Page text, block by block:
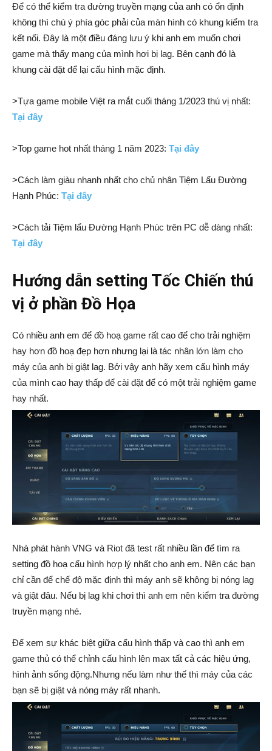
Để có thể kiểm tra đường truyền mạng của anh có ổn định
không thì chú ý phía góc phải của màn hình có khung kiểm tra
kết nối. Đây là một điều đáng lưu ý khi anh em muốn chơi
game mà thấy mạng của mình hơi bị lag. Bên cạnh đó là
khung cài đặt để lại cấu hình mặc định.
>Tựa game mobile Việt ra mắt cuối tháng 1/2023 thú vị nhất:
Tại đây
>Top game hot nhất tháng 1 năm 2023: Tại đây
>Cách làm giàu nhanh nhất cho chủ nhân Tiệm Lẩu Đường
Hạnh Phúc: Tại đây
>Cách tải Tiệm lẩu Đường Hạnh Phúc trên PC dễ dàng nhất:
Tại đây
Hướng dẫn setting Tốc Chiến thú
vị ở phần Đồ Họa
Có nhiều anh em để đồ hoạ game rất cao để cho trải nghiệm
hay hơn đồ hoạ đẹp hơn nhưng lại là tác nhân lớn làm cho
máy của anh bị giật lag. Bởi vậy anh hãy xem cấu hình máy
của mình cao hay thấp để cài đặt để có một trải nghiệm game
hay nhất.
Nhà phát hành VNG và Riot đã test rất nhiều lần để tìm ra
setting đồ hoạ cấu hình hợp lý nhất cho anh em. Nên các bạn
chỉ cần để chế độ mặc định thì máy anh sẽ không bị nóng lag
và giật đâu. Nếu bị lag khi chơi thì anh em nên kiểm tra đường
truyền mạng nhé.
Để xem sự khác biệt giữa cấu hình thấp và cao thì anh em
game thủ có thể chỉnh cấu hình lên max tất cả các hiệu ứng,
hình ảnh sống động.Nhưng nếu làm như thế thì máy của các
bạn sẽ bị giật và nóng máy rất nhanh.